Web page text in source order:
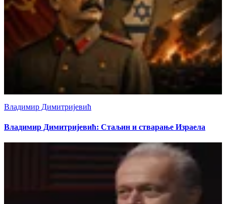
Владимир Димитријевић
Владимир Димитријевић: Стаљин и стварање Израела